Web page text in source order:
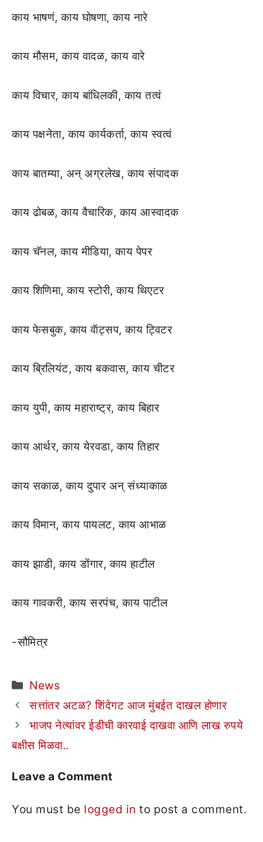
काय भाषणं, काय घोषणा, काय नारे
काय मौसम, काय वादळ, काय वारे
काय विचार, काय बांधिलकी, काय तत्वं
काय पक्षनेता, काय कार्यकर्ता, काय स्वत्वं
काय बातम्या, अन् अग्रलेख, काय संपादक
काय ढोबळ, काय वैचारिक, काय आस्वादक
काय चॅनल, काय मीडिया, काय पेपर
काय शिणिमा, काय स्टोरी, काय थिएटर
काय फेसबुक, काय वॅाट्सप, काय ट्विटर
काय ब्रिलियंट, काय बकवास, काय चीटर
काय युपी, काय महाराष्ट्र, काय बिहार
काय आर्थर, काय येरवडा, काय तिहार
काय सकाळ, काय दुपार अन् संध्याकाळ
काय विमान, काय पायलट, काय आभाळ
काय झाडी, काय डोंगार, काय हाटील
काय गावकरी, काय सरपंच, काय पाटील
-सौमित्र
Categories
News
सत्तांतर अटळ? शिंदेगट आज मुंबईत दाखल होणार
भाजप नेत्यांवर ईडीची कारवाई दाखवा आणि लाख रुपये
बक्षीस मिळवा..
Leave a Comment
You must be logged in to post a comment.